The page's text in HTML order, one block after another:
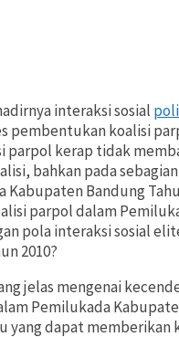
interaksi sosial
pembentukan koalisi
kerap tidak
bahkan pada
Bandung
parpol dalam
pola interaksi sosial
2010?
jelas mengenai
Pemilukada
yang dapat